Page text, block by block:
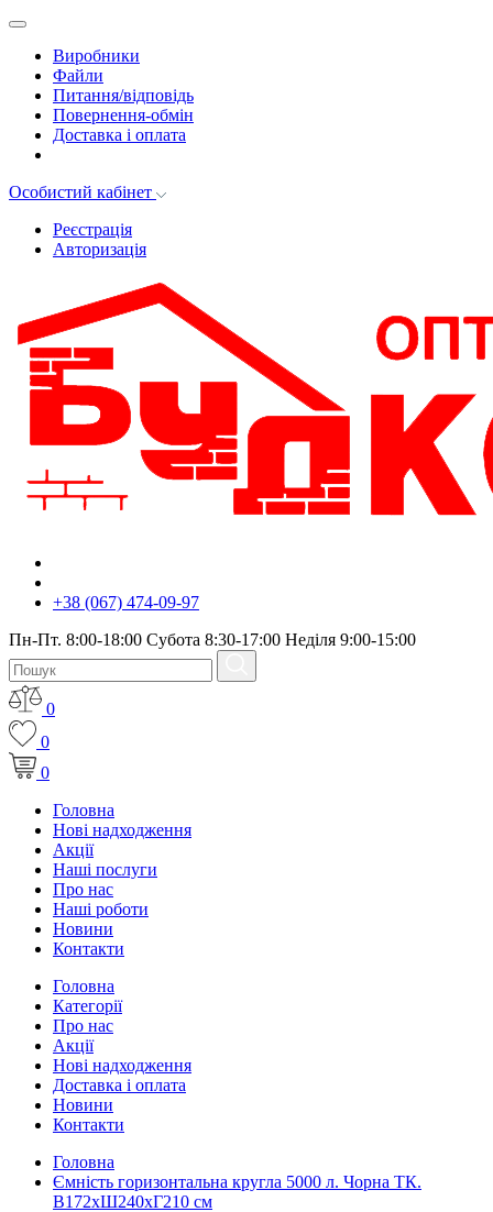
Виробники
Файли
Питання/відповідь
Повернення-обмін
Доставка і оплата
Особистий кабінет
Реєстрація
Авторизація
+38 (067) 474-09-97
Пн-Пт. 8:00-18:00 Субота 8:30-17:00 Неділя 9:00-15:00
0
0
0
Головна
Нові надходження
Акції
Наші послуги
Про нас
Наші роботи
Новини
Контакти
Головна
Категорії
Про нас
Акції
Нові надходження
Доставка і оплата
Новини
Контакти
Головна
Ємність горизонтальна кругла 5000 л. Чорна ТК.
В172хШ240хГ210 см